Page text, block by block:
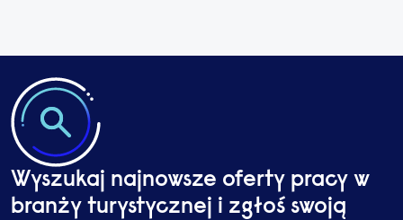
Wyszukaj najnowsze oferty pracy w
branży turystycznej i zgłoś swoją